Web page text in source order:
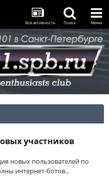
Вся активность Поиск Меню
участников
новых пользователей по
интернет-ботов...